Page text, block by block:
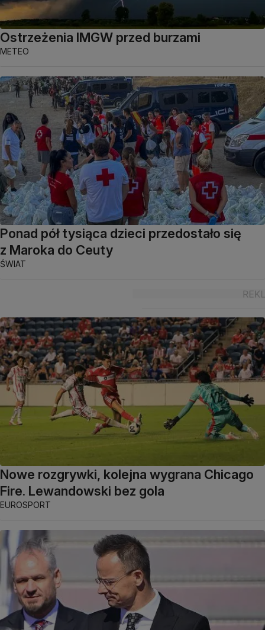
Ostrzeżenia IMGW przed burzami
METEO
Ponad pół tysiąca dzieci przedostało się
z Maroka do Ceuty
ŚWIAT
Nowe rozgrywki, kolejna wygrana Chicago
Fire. Lewandowski bez gola
EUROSPORT